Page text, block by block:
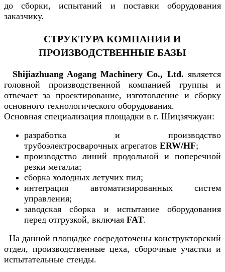
до сборки, испытаний и поставки оборудования
заказчику.
СТРУКТУРА КОМПАНИИ И
ПРОИЗВОДСТВЕННЫЕ БАЗЫ
Shijiazhuang Aogang Machinery Co., Ltd. является
головной производственной компанией группы и
отвечает за проектирование, изготовление и сборку
основного технологического оборудования.
Основная специализация площадки в г. Шицзячжуан:
разработка и производство
трубоэлектросварочных агрегатов ERW/HF;
производство линий продольной и поперечной
резки металла;
сборка холодных летучих пил;
интеграция автоматизированных систем
управления;
заводская сборка и испытание оборудования
перед отгрузкой, включая FAT.
На данной площадке сосредоточены конструкторский
отдел, производственные цеха, сборочные участки и
испытательные стенды.